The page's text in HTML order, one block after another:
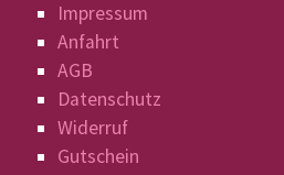
Impressum
Anfahrt
AGB
Datenschutz
Widerruf
Gutschein